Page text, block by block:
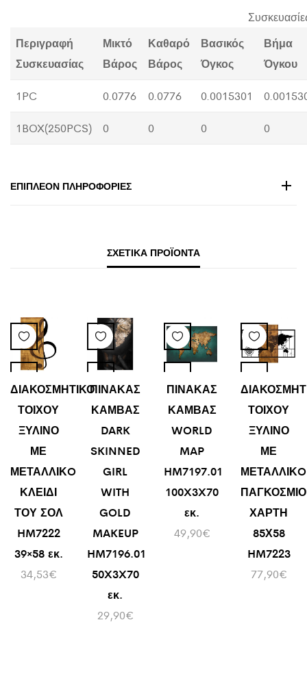
Περιγραφή
Συσκευασίας
Μικτό
Βάρος
Καθαρό
Βάρος
Βασικός
Όγκος
Βήμα
Όγκου
1PC 0.0776 0.0776 0.0015301
1BOX(250PCS) 0 0 0 0
ΕΠΙΠΛΈΟΝ ΠΛΗΡΟΦΟΡΊΕΣ
ΣΧΕΤΙΚΆ ΠΡΟΪΌΝΤΑ
ΔΙΑΚΟΣΜΗΤΙΚΟ
ΤΟΙΧΟΥ
ΞΥΛΙΝΟ
ΜΕ
ΜΕΤΑΛΛΙΚO
ΚΛΕΙΔΙ
ΤΟΥ ΣΟΛ
HM7222
39×58 εκ.
34,53€
ΠΙΝΑΚΑΣ
ΚΑΜΒΑΣ
DARK
SKINNED
GIRL
WITH
GOLD
MAKEUP
HM7196.01
50X3X70
εκ.
29,90€
ΠΙΝΑΚΑΣ
ΚΑΜΒΑΣ
WORLD
MAP
HM7197.01
100X3X70
εκ.
49,90€
ΤΟΙΧΟΥ
ΞΥΛΙΝΟ
ΜΕ
ΜΕΤΑΛΛΙΚO
ΠΑΓΚΟΣΜΙΟ
ΧΑΡΤΗ
85Χ58
HM7223
77,90€